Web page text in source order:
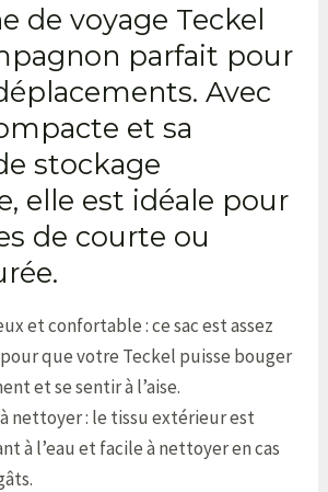
de voyage Teckel
parfait pour
Avec
et sa
stockage
elle est idéale pour
de courte ou
et confortable : ce sac est assez
que votre Teckel puisse bouger
et se sentir à l’aise.
nettoyer : le tissu extérieur est
à l’eau et facile à nettoyer en cas